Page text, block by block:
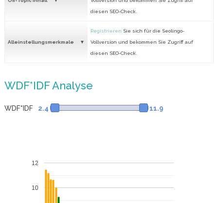
diesen SEO-Check.
Alleinstellungsmerkmale
Registrieren Sie sich für die Seolingo-
Vollversion und bekommen Sie Zugriff auf
diesen SEO-Check.
WDF*IDF Analyse
WDF*IDF 2.4 11.9
10
12